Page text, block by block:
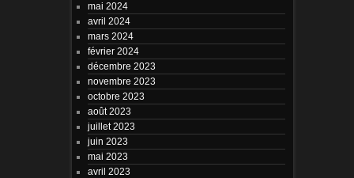
mai 2024
avril 2024
mars 2024
février 2024
décembre 2023
novembre 2023
octobre 2023
août 2023
juillet 2023
juin 2023
mai 2023
avril 2023